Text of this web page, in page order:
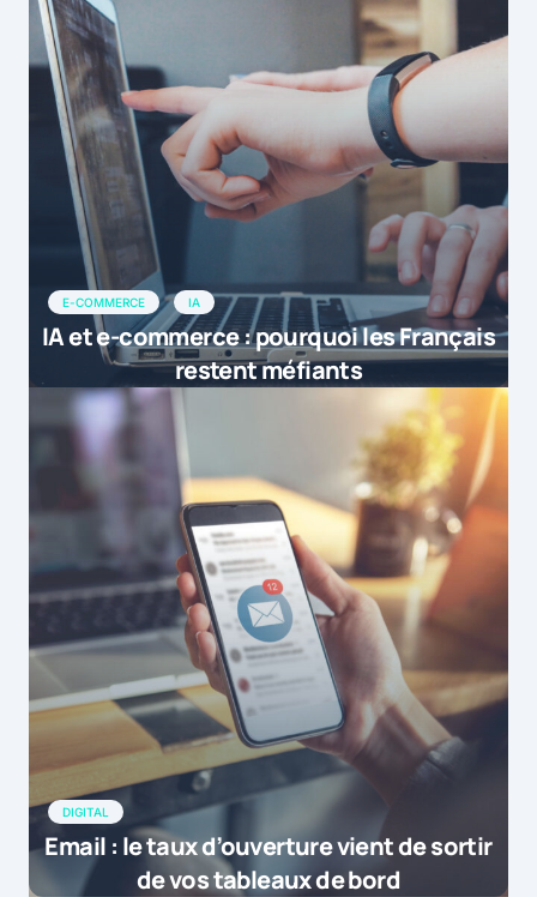
E-COMMERCE IA
IA et e-commerce : pourquoi les Français
restent méfiants
DIGITAL
Email : le taux d’ouverture vient de sortir
de vos tableaux de bord